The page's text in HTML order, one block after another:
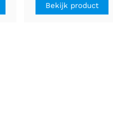
Bekijk product